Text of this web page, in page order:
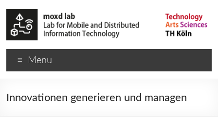
Menu
Innovationen generieren und managen